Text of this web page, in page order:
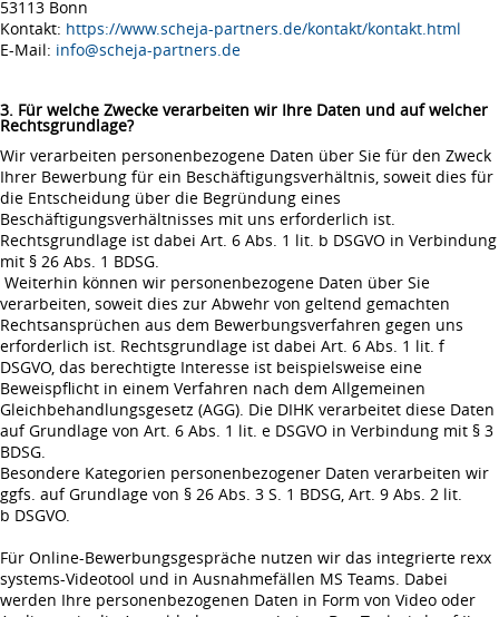
53113 Bonn
Kontakt: https://www.scheja-partners.de/kontakt/kontakt.html
E-Mail: info@scheja-partners.de
3. Für welche Zwecke verarbeiten wir Ihre Daten und auf welcher
Rechtsgrundlage?
Wir verarbeiten personenbezogene Daten über Sie für den Zweck
Ihrer Bewerbung für ein Beschäftigungsverhältnis, soweit dies für
die Entscheidung über die Begründung eines
Beschäftigungsverhältnisses mit uns erforderlich ist.
Rechtsgrundlage ist dabei Art. 6 Abs. 1 lit. b DSGVO in Verbindung
mit § 26 Abs. 1 BDSG.
Weiterhin können wir personenbezogene Daten über Sie
verarbeiten, soweit dies zur Abwehr von geltend gemachten
Rechtsansprüchen aus dem Bewerbungsverfahren gegen uns
erforderlich ist. Rechtsgrundlage ist dabei Art. 6 Abs. 1 lit. f
DSGVO, das berechtigte Interesse ist beispielsweise eine
Beweispflicht in einem Verfahren nach dem Allgemeinen
Gleichbehandlungsgesetz (AGG). Die DIHK verarbeitet diese Daten
auf Grundlage von Art. 6 Abs. 1 lit. e DSGVO in Verbindung mit § 3
BDSG.
Besondere Kategorien personenbezogener Daten verarbeiten wir
ggfs. auf Grundlage von § 26 Abs. 3 S. 1 BDSG, Art. 9 Abs. 2 lit.
b DSGVO.
Für Online-Bewerbungsgespräche nutzen wir das integrierte rexx
systems-Videotool und in Ausnahmefällen MS Teams. Dabei
werden Ihre personenbezogenen Daten in Form von Video oder